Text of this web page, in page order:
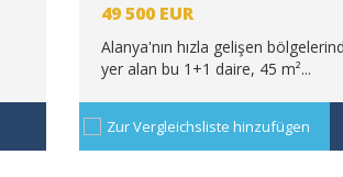
49 500 EUR
Alanya'nın hızla gelişen
yer alan bu 1+1 daire, 45 m²...
Zur Vergleichsliste hinzufügen